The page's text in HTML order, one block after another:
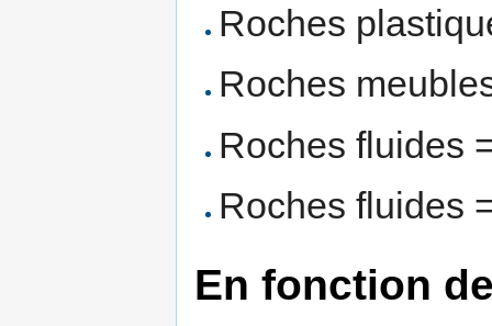
Roches
Roches
Roches fluides
Roches fluides
En fonction